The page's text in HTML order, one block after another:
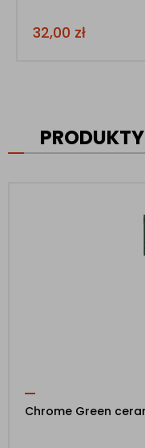
32,00 zł
Chrome Green